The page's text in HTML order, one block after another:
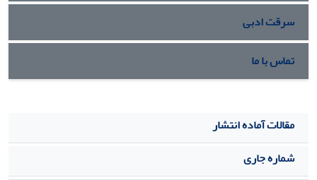
سرقت ادبی
تماس با ما
مقالات آماده انتشار
شماره جاری